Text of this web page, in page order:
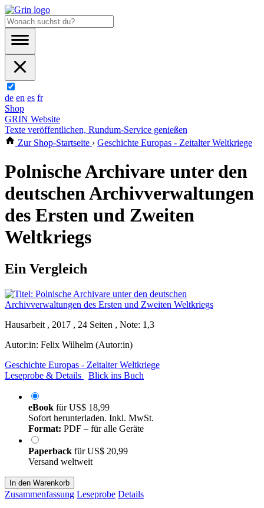
de en es fr
Shop
GRIN Website
Texte veröffentlichen, Rundum-Service genießen
Zur Shop-Startseite › Geschichte Europas - Zeitalter Weltkriege
Polnische Archivare unter den
deutschen Archivverwaltungen
des Ersten und Zweiten
Weltkriegs
Ein Vergleich
Hausarbeit , 2017 , 24 Seiten , Note: 1,3
Autor:in: Felix Wilhelm (Autor:in)
Geschichte Europas - Zeitalter Weltkriege
Leseprobe & Details
Blick ins Buch
eBook fürUS$ 18,99
Sofort herunterladen. Inkl. MwSt.
Format: PDF – für alle Geräte
Paperback fürUS$ 20,99
Versand weltweit
In den Warenkorb
Zusammenfassung Leseprobe Details